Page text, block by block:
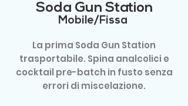
Soda Gun Station
Mobile/Fissa
La prima Soda Gun Station
trasportabile. Spina analcolici e
cocktail pre-batch in fusto senza
errori di miscelazione.